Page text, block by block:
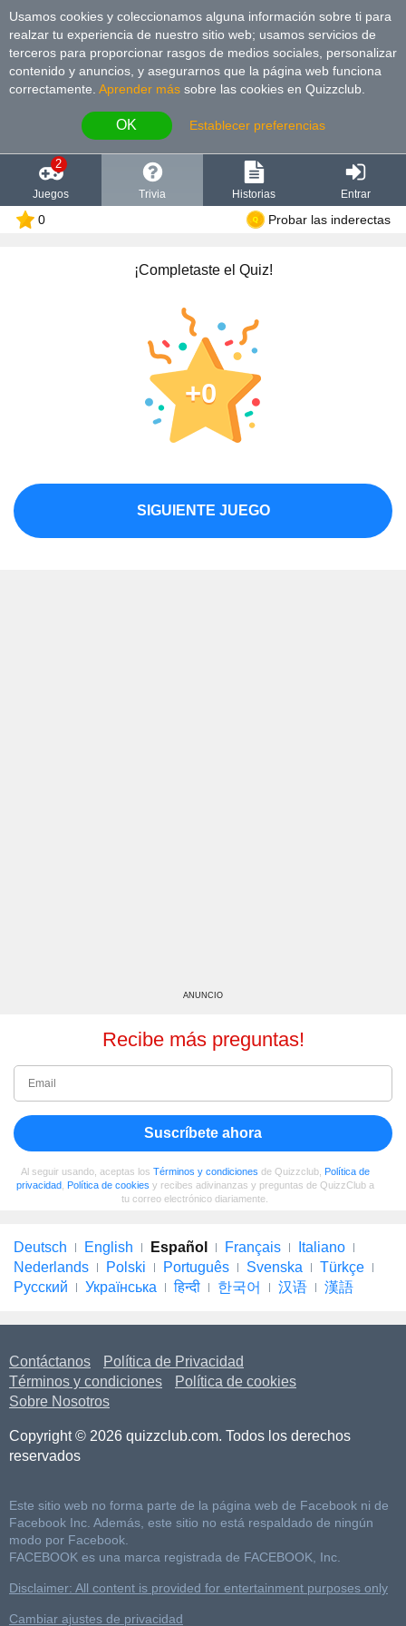
Usamos cookies y coleccionamos alguna información sobre ti para
realzar tu experiencia de nuestro sitio web; usamos servicios de
terceros para proporcionar rasgos de medios sociales, personalizar
contenido y anuncios, y asegurarnos que la página web funciona
correctamente. Aprender más sobre las cookies en Quizzclub.
OK Establecer preferencias
2
Juegos Trivia Historias Entrar
0 Probar las inderectas
¡Completaste el Quiz!
0
SIGUIENTE JUEGO
ANUNCIO
Recibe más preguntas!
Suscríbete ahora
Al seguir usando, aceptas los Términos y condiciones de Quizzclub, Política de
privacidad, Política de cookies y recibes adivinanzas y preguntas de QuizzClub a
tu correo electrónico diariamente.
Deutsch English Español Français
Italiano
Nederlands
Polski Português Svenska
Türkçe
Русский
Українська हिन्दी 한국어 汉语 漢語
Contáctanos
Política de Privacidad
Términos y condiciones
Política de cookies
Sobre Nosotros
Copyright © 2026 quizzclub.com. Todos los derechos
reservados
Este sitio web no forma parte de la página web de Facebook ni de
Facebook Inc. Además, este sitio no está respaldado de ningún
modo por Facebook.
FACEBOOK es una marca registrada de FACEBOOK, Inc.
Disclaimer: All content is provided for entertainment purposes only
Cambiar ajustes de privacidad